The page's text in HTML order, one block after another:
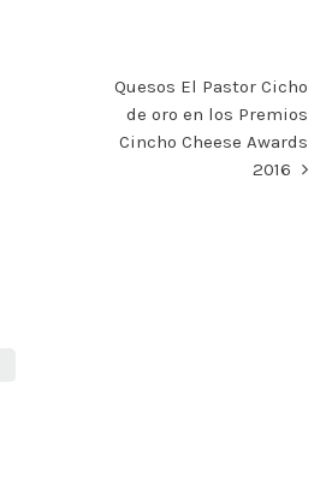
Quesos El Pastor Cicho
de oro en los Premios
Cincho Cheese Awards
2016